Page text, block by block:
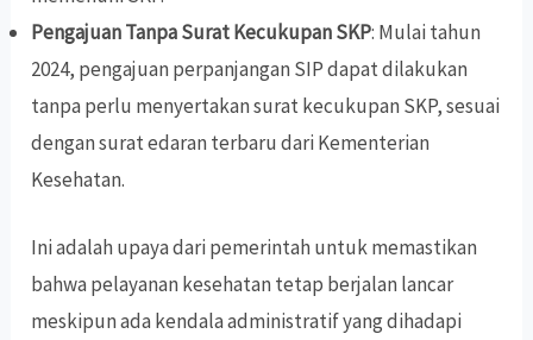
Pengajuan Tanpa Surat Kecukupan SKP: Mulai tahun
2024, pengajuan perpanjangan SIP dapat dilakukan
tanpa perlu menyertakan surat kecukupan SKP, sesuai
dengan surat edaran terbaru dari Kementerian
Kesehatan.
Ini adalah upaya dari pemerintah untuk memastikan
bahwa pelayanan kesehatan tetap berjalan lancar
meskipun ada kendala administratif yang dihadapi